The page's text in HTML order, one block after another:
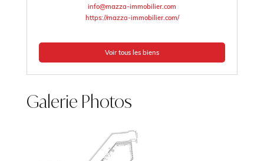
info@mazza-immobilier.com
https://mazza-immobilier.com/
Voir tous les biens
Galerie Photos